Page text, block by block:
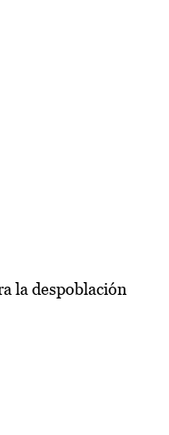
la despoblación